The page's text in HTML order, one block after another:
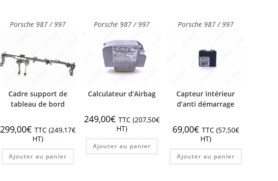
Porsche 987 / 997
Cadre support de
tableau de bord
299,00€ TTC (249,17€
HT)
Ajouter au panier
Porsche 987 / 997
Calculateur d’Airbag
249,00€ TTC (207,50€
HT)
Ajouter au panier
Porsche 987 / 997
Capteur intérieur
d’anti démarrage
69,00€ TTC (57,50€
HT)
Ajouter au panier